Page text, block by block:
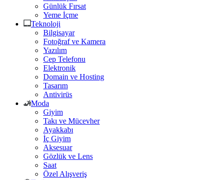
Günlük Fırsat
Yeme İçme
Teknoloji
Bilgisayar
Fotoğraf ve Kamera
Yazılım
Cep Telefonu
Elektronik
Domain ve Hosting
Tasarım
Antivirüs
Moda
Giyim
Takı ve Mücevher
Ayakkabı
İç Giyim
Aksesuar
Gözlük ve Lens
Saat
Özel Alışveriş